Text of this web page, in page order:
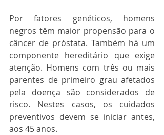
Por fatores genéticos, homens
negros têm maior propensão para o
câncer de próstata. Também há um
componente hereditário que exige
atenção. Homens com três ou mais
parentes de primeiro grau afetados
pela doença são considerados de
risco. Nestes casos, os cuidados
preventivos devem se iniciar antes,
aos 45 anos.